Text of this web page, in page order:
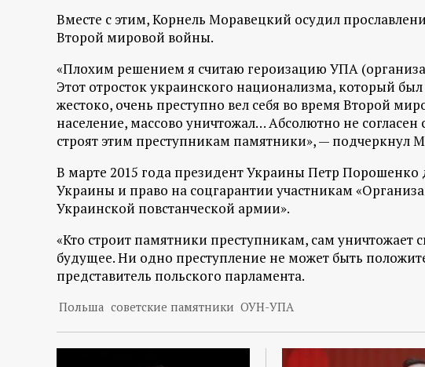
Вместе с этим, Корнель Моравецкий осудил
Второй мировой войны.
«Плохим решением я считаю героизацию УПА
Этот отросток украинского национализма, который
жестоко, очень преступно вел себя во время Второй
население, массово уничтожал… Абсолютно не
строят этим преступникам памятники», — подчеркнул
В марте 2015 года президент Украины Петр Порошенко
Украины и право на соцгарантии участникам
Украинской повстанческой армии».
«Кто строит памятники преступникам, сам уничтожает
будущее. Ни одно преступление не может быть
представитель польского парламента.
Польша советские памятники ОУН-УПА